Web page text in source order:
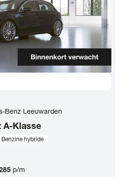
Benz Leeuwarden
A-Klasse
Benzine hybride
p/m